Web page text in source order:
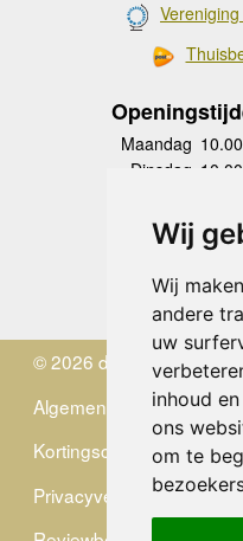
Wij
Wij
andere
uw
inhoud
ons
om te
Maandag
Dinsdag
Donderdag
Vrijdag
© 2026 de Zwerver
Algemene Voorwaarden
Kortingscode
Privacyverklaring